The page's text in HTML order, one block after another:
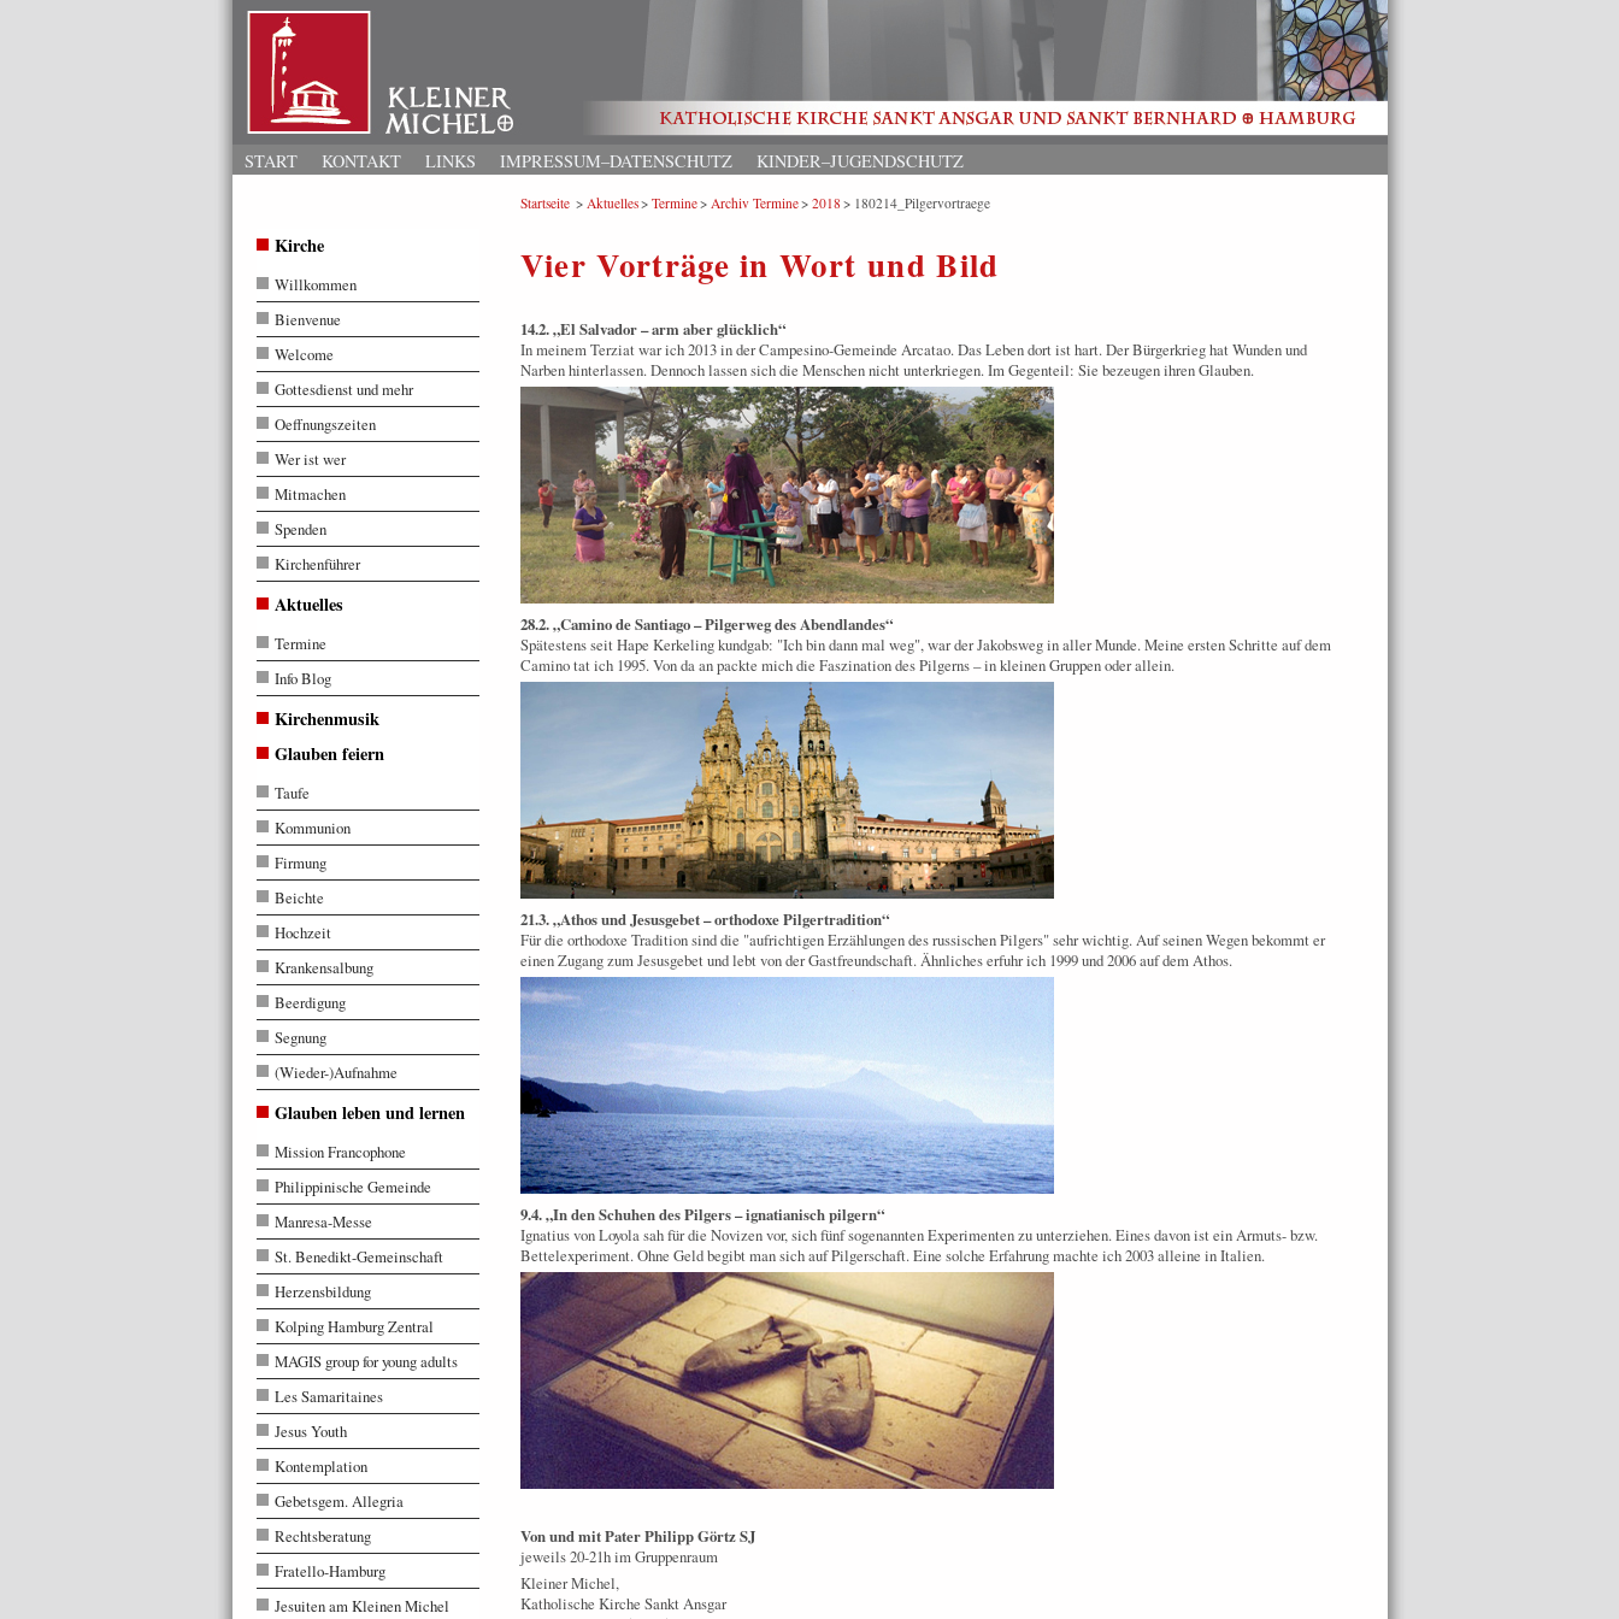
START KONTAKT LINKS IMPRESSUM–DATENSCHUTZ KINDER–JUGENDSCHUTZ
Startseite Aktuelles Termine Archiv Termine 2018 180214_Pilgervortraege
Vier Vorträge in Wort und Bild
14.2. „El Salvador – arm aber glücklich“
In meinem Terziat war ich 2013 in der Campesino-Gemeinde Arcatao. Das Leben dort ist hart. Der Bürgerkrieg hat Wunden und
Narben hinterlassen. Dennoch lassen sich die Menschen nicht unterkriegen. Im Gegenteil: Sie bezeugen ihren Glauben.
28.2. „Camino de Santiago – Pilgerweg des Abendlandes“
Spätestens seit Hape Kerke­ling kundgab: "Ich bin dann mal weg", war der Jakobs­weg in aller Munde. Meine ersten Schritte auf dem
Camino tat ich 1995. Von da an packte mich die Faszination des Pilgerns – in kleinen Gruppen oder allein.
21.3. „Athos und Jesusgebet – orthodoxe Pilgertradition“
Für die orthodoxe Tradition sind die "aufrichtigen Er­zählungen des russi­schen Pilgers" sehr wichtig. Auf seinen Wegen bekommt er
einen Zugang zum Jesus­gebet und lebt von der Gastfreundschaft. Ähnliches erfuhr ich 1999 und 2006 auf dem Athos.
9.4. „In den Schuhen des Pilgers – ignatianisch pilgern“
Ignatius von Loyola sah für die Novizen vor, sich fünf so­ge­nannten Ex­peri­menten zu unterziehen. Eines davon ist ein Armuts- bzw.
Bettelexperi­ment. Ohne Geld begibt man sich auf Pilgerschaft. Eine solche Erfahrung machte ich 2003 alleine in Italien.
Von und mit Pater Philipp Görtz SJ
jeweils 20-21h im Gruppenraum
Kleiner Michel,
Katholische Kirche Sankt Ansgar
Kirche
Willkommen
Bienvenue
Welcome
Gottesdienst und mehr
Oeffnungszeiten
Wer ist wer
Mitmachen
Spenden
Kirchenführer
Aktuelles
Termine
Info Blog
Kirchenmusik
Glauben feiern
Taufe
Kommunion
Firmung
Beichte
Hochzeit
Krankensalbung
Beerdigung
Segnung
(Wieder-)Aufnahme
Glauben leben und lernen
Mission Francophone
Philippinische Gemeinde
Manresa-Messe
St. Benedikt-Gemeinschaft
Herzensbildung
Kolping Hamburg Zentral
MAGIS group for young adults
Les Samaritaines
Jesus Youth
Kontemplation
Gebetsgem. Allegria
Rechtsberatung
Fratello-Hamburg
Jesuiten am Kleinen Michel